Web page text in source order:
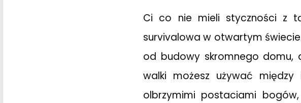
Ci co nie mieli styczności z
survivalowa w otwartym
od budowy skromnego domu,
walki możesz używać
olbrzymimi postaciami